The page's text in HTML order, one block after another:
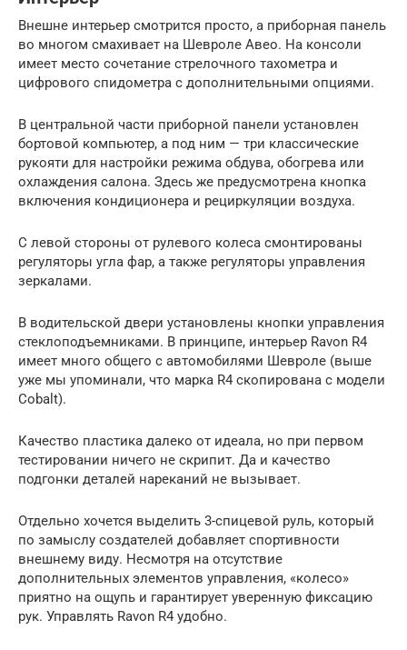
Внешне интерьер смотрится просто, а приборная панель
во многом смахивает на Шевроле Авео. На консоли
имеет место сочетание стрелочного тахометра и
цифрового спидометра с дополнительными опциями.
В центральной части приборной панели установлен
бортовой компьютер, а под ним — три классические
рукояти для настройки режима обдува, обогрева или
охлаждения салона. Здесь же предусмотрена кнопка
включения кондиционера и рециркуляции воздуха.
С левой стороны от рулевого колеса смонтированы
регуляторы угла фар, а также регуляторы управления
зеркалами.
В водительской двери установлены кнопки управления
стеклоподъемниками. В принципе, интерьер Ravon R4
имеет много общего с автомобилями Шевроле (выше
уже мы упоминали, что марка R4 скопирована с модели
Cobalt).
Качество пластика далеко от идеала, но при первом
тестировании ничего не скрипит. Да и качество
подгонки деталей нареканий не вызывает.
Отдельно хочется выделить 3-спицевой руль, который
по замыслу создателей добавляет спортивности
внешнему виду. Несмотря на отсутствие
дополнительных элементов управления, «колесо»
приятно на ощупь и гарантирует уверенную фиксацию
рук. Управлять Ravon R4 удобно.